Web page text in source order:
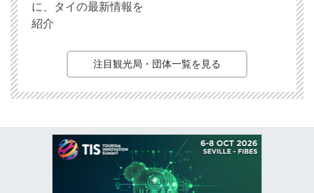
に、タイの最新情報を
紹介
注目観光局・団体一覧を見る